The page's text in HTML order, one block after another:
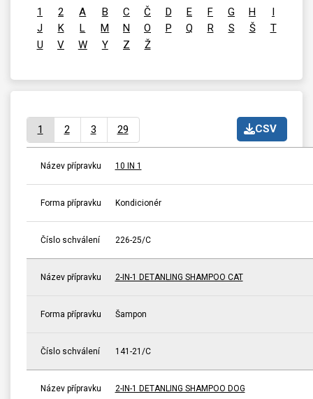
1 2 A B C Č D E F G H
I
J
K L M N O P Q R S Š
T
U
V W Y Z Ž
CSV
1 2 3 29
Název přípravku 10 IN 1
Forma přípravku Kondicionér
Číslo schválení 226-25/C
Název přípravku 2-IN-1 DETANLING SHAMPOO CAT
Forma přípravku Šampon
Číslo schválení 141-21/C
Název přípravku 2-IN-1 DETANLING SHAMPOO DOG